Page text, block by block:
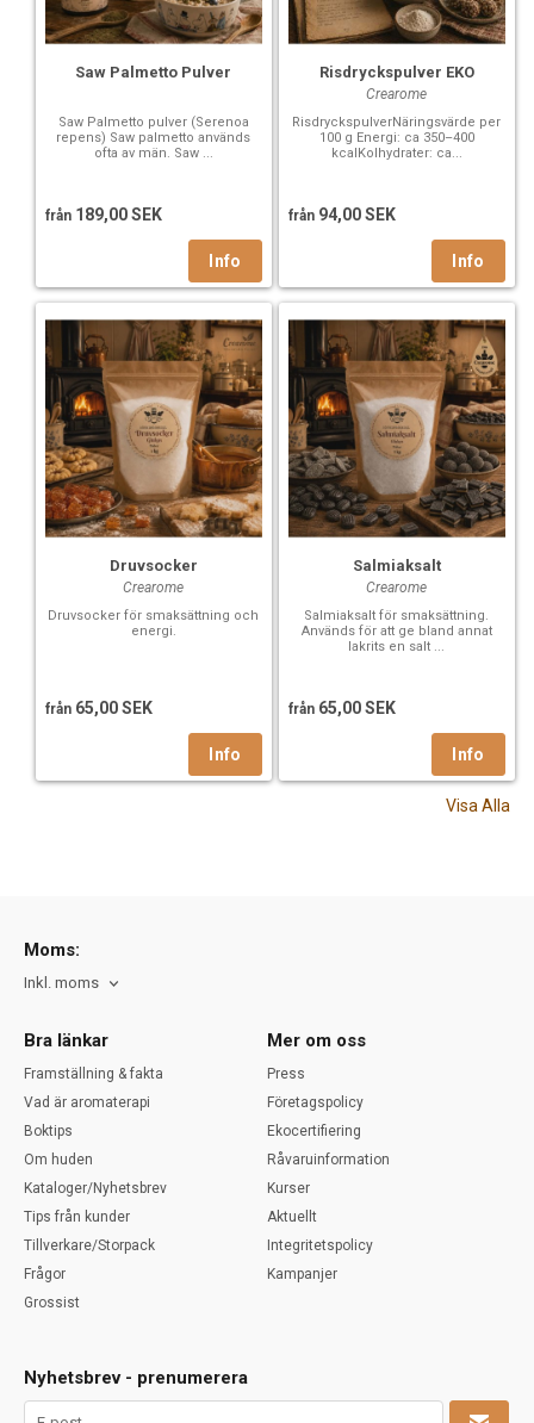
Saw Palmetto Pulver
Saw Palmetto pulver (Serenoa
repens) Saw palmetto används
ofta av män. Saw ...
från 189,00 SEK
Risdryckspulver EKO
Crearome
RisdryckspulverNäringsvärde per
100 g Energi: ca 350–400
kcalKolhydrater: ca...
från 94,00 SEK
Druvsocker
Crearome
Druvsocker för smaksättning och
energi.
från 65,00 SEK
Salmiaksalt
Crearome
Salmiaksalt för smaksättning.
Används för att ge bland annat
lakrits en salt ...
från 65,00 SEK
Visa Alla
Moms:
Inkl. moms
Bra länkar
Framställning & fakta
Vad är aromaterapi
Boktips
Om huden
Kataloger/Nyhetsbrev
Tips från kunder
Tillverkare/Storpack
Frågor
Grossist
Mer om oss
Press
Företagspolicy
Ekocertifiering
Råvaruinformation
Kurser
Aktuellt
Integritetspolicy
Kampanjer
Nyhetsbrev - prenumerera